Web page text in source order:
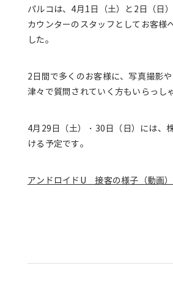
パルコは、4月1日（土）と2日（日
カウンターのスタッフとしてお客様
した。
2日間で多くのお客様に、写真撮影
津々で質問されていく方もいらっし
4月29日（土）・30日（日）には、
ける予定です。
アンドロイドU 接客の様子（動画）